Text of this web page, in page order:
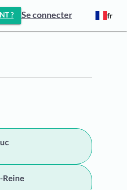
? Se connecter fr
Reine